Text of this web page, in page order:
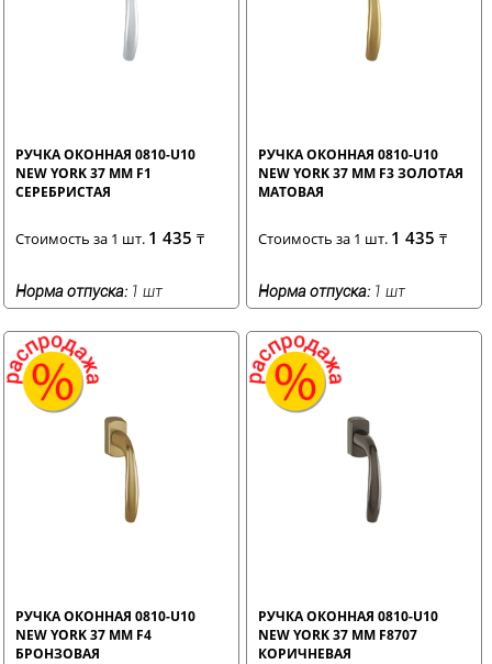
РУЧКА ОКОННАЯ 0810-U10
NEW YORK 37 ММ F1
СЕРЕБРИСТАЯ
Стоимость за 1 шт. 1 435 ₸
Норма отпуска: 1 шт
РУЧКА ОКОННАЯ 0810-U10
NEW YORK 37 ММ F3 ЗОЛОТАЯ
МАТОВАЯ
Стоимость за 1 шт. 1 435₸
Норма отпуска: 1 шт
РУЧКА ОКОННАЯ 0810-U10
NEW YORK 37 ММ F4
БРОНЗОВАЯ
РУЧКА ОКОННАЯ 0810-U10
NEW YORK 37 ММ F8707
КОРИЧНЕВАЯ